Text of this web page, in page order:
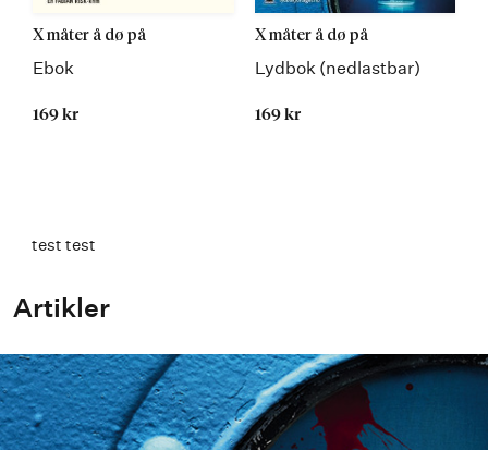
X måter å dø på
Ebok
169 kr
X måter å dø på
Lydbok (nedlastbar)
169 kr
test test
Artikler